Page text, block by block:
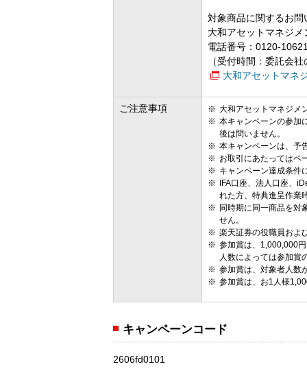
対象商品に関するお問
大和アセットマネジメ
電話番号：0120-
（受付時間：委託会
大和アセットマネ
ご注意事項
大和アセットマネジメ
本キャンペーンの参加
後は問いません。
本キャンペーンは、予
お取引にあたってはペ
キャンペーン達成条件
IFA口座、法人口座、
れた方、特典進呈作業
同時期に同一商品を対
せん。
楽天証券の役職員およ
参加賞は、1,000,000
人数によっては参加賞
参加賞は、対象者人数
参加賞は、お1人様
キャンペーンコード
2606fd0101